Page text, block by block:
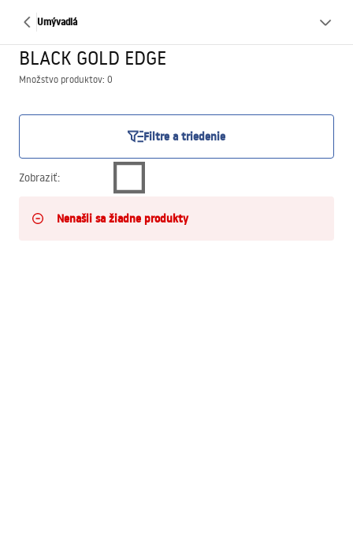
Umývadlá
BLACK GOLD EDGE
Množstvo produktov: 0
Filtre a triedenie
Zobraziť:
Nenašli sa žiadne produkty